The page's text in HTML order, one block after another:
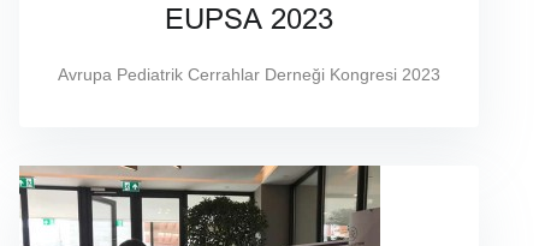
EUPSA 2023
Avrupa Pediatrik Cerrahlar Derneği Kongresi 2023